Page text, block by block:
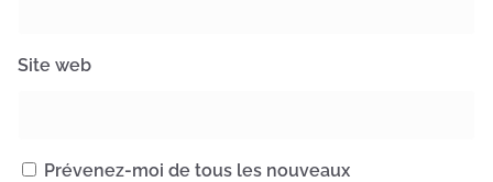
Site web
Prévenez-moi de tous les nouveaux